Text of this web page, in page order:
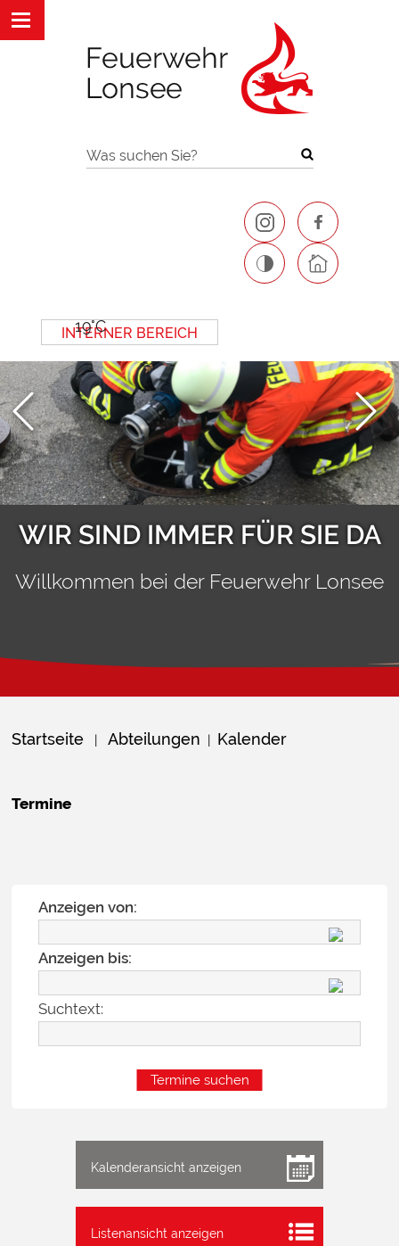
Was suchen Sie?
INTERNER BEREICH
19°C
Next
WIR SIND IMMER FÜR SIE DA
Willkommen bei der Feuerwehr Lonsee
Startseite | Abteilungen | Kalender
Termine
Anzeigen von:
Anzeigen bis:
Suchtext:
Kalenderansicht anzeigen
Listenansicht anzeigen